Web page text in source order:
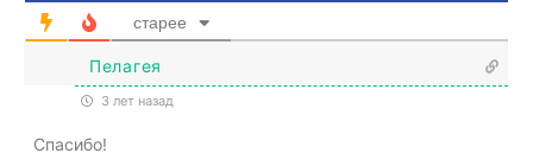
старее
Пелагея
3 лет назад
Спасибо!